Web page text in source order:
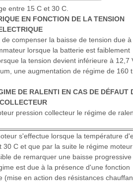
entre 15 C et 30 C.
EN FONCTION DE LA TENSION
compenser la baisse de tension due à
lorsque la batterie est faiblement
la tension devient inférieure à 12,7
une augmentation de régime de 160
DE RALENTI EN CAS DE DÉFAUT
pression collecteur le régime de
s'effectue lorsque la température
30 C et que par la suite le régime moteur
de remarquer une baisse progressive
est due à la présence d'une fonction
(mise en action des résistances